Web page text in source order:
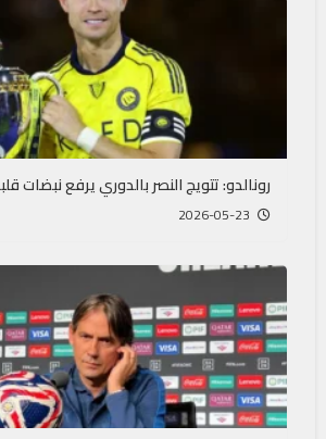
رونالدو: تتويج النصر بالدوري يرفع نبضات قلبه لـ